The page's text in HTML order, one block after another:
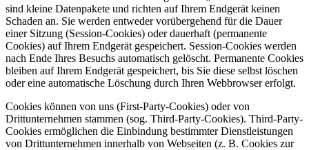
sind kleine Datenpakete und richten auf Ihrem Endgerät keinen
Schaden an. Sie werden entweder vorübergehend für die Dauer
einer Sitzung (Session-Cookies) oder dauerhaft (permanente
Cookies) auf Ihrem Endgerät gespeichert. Session-Cookies werden
nach Ende Ihres Besuchs automatisch gelöscht. Permanente Cookies
bleiben auf Ihrem Endgerät gespeichert, bis Sie diese selbst löschen
oder eine automatische Löschung durch Ihren Webbrowser erfolgt.
Cookies können von uns (First-Party-Cookies) oder von
Drittunternehmen stammen (sog. Third-Party-Cookies). Third-Party-
Cookies ermöglichen die Einbindung bestimmter Dienstleistungen
von Drittunternehmen innerhalb von Webseiten (z. B. Cookies zur